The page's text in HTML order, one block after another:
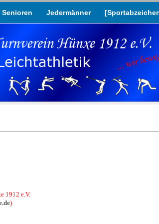
Senioren Jedermänner
1912 e.V.
)